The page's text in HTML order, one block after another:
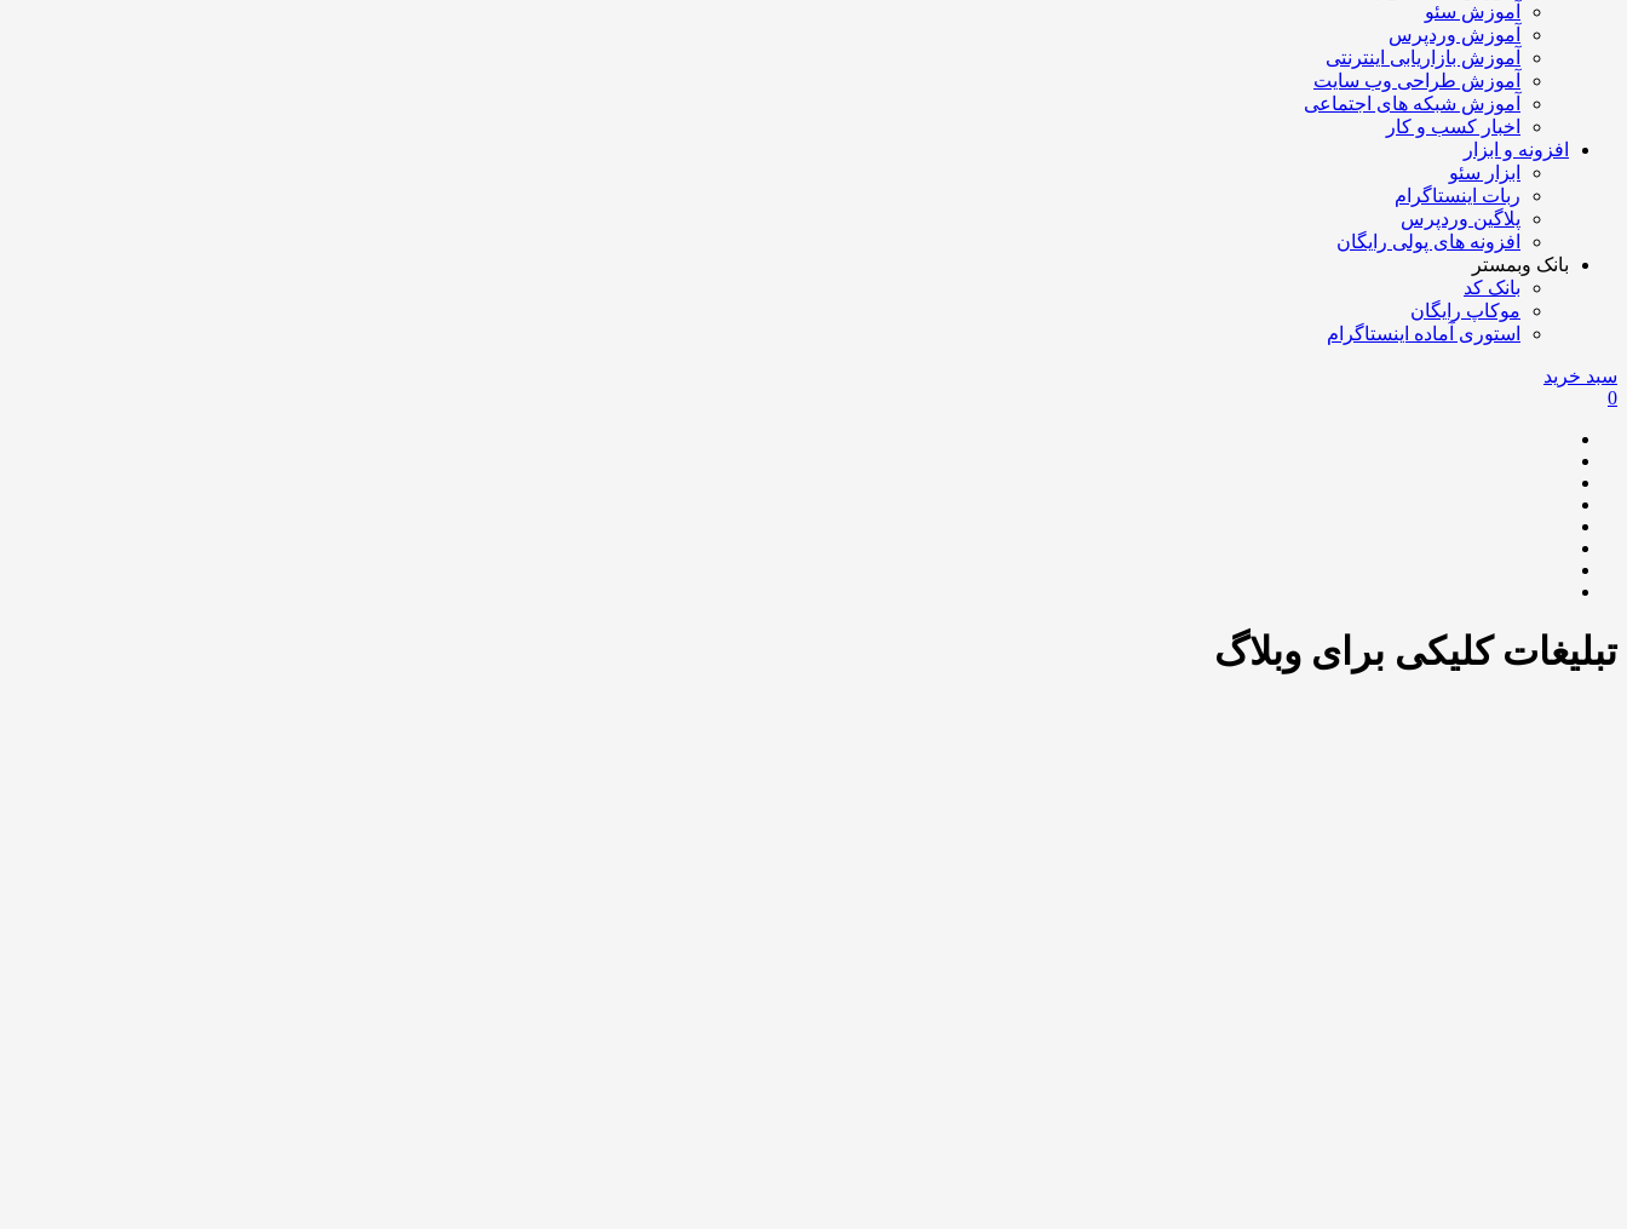
آموزش سئو
آموزش وردپرس
آموزش بازاریابی اینترنتی
آموزش طراحی وب سایت
آموزش شبکه های اجتماعی
اخبار کسب و کار
افزونه و ابزار
ابزار سئو
ربات اینستاگرام
پلاگین وردپرس
افزونه های پولی رایگان
بانک وبمستر
بانک کد
موکاپ رایگان
استوری آماده اینستاگرام
سبد خرید
0
تبلیغات کلیکی برای وبلاگ